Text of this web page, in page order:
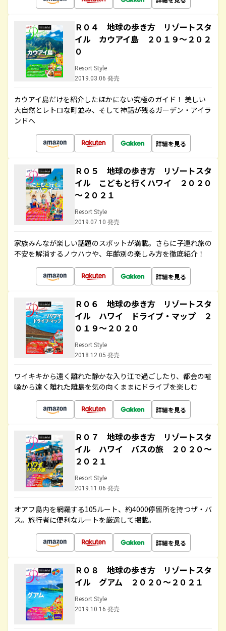
Ｒ０４ 地球の歩き方 リゾートスタ
イル カウアイ島 ２０１９～２０２
０
Resort Style
2019.03.06 発売
カウアイ島だけを紹介したほかにない究極のガイド！ 美しい
大自然とレトロな町並み、そして神話が残るガーデン・アイラ
ンドへ
詳細を見る
Ｒ０５ 地球の歩き方 リゾートスタ
イル こどもと行くハワイ ２０２０
～２０２１
Resort Style
2019.07.10 発売
家族みんなが楽しい話題のスポットが満載。さらに子連れ旅の
不安を解消するノウハウや、年齢別の楽しみ方を徹底紹介！
詳細を見る
Ｒ０６ 地球の歩き方 リゾートスタ
イル ハワイ ドライブ・マップ ２
０１９～２０２０
Resort Style
2018.12.05 発売
ワイキキから遠く離れた静かな入り江で過ごしたり、都会の喧
噪から遠く離れた離島を気の向くままにドライブを楽しむ
詳細を見る
Ｒ０７ 地球の歩き方 リゾートスタ
イル ハワイ バスの旅 ２０２０～
２０２１
Resort Style
2019.11.06 発売
オアフ島内を網羅する105ルート、約4000停留所を持つザ・バ
ス。旅行者に便利なルートを厳選して掲載。
詳細を見る
Ｒ０８ 地球の歩き方 リゾートスタ
イル グアム ２０２０～２０２１
Resort Style
2019.10.16 発売